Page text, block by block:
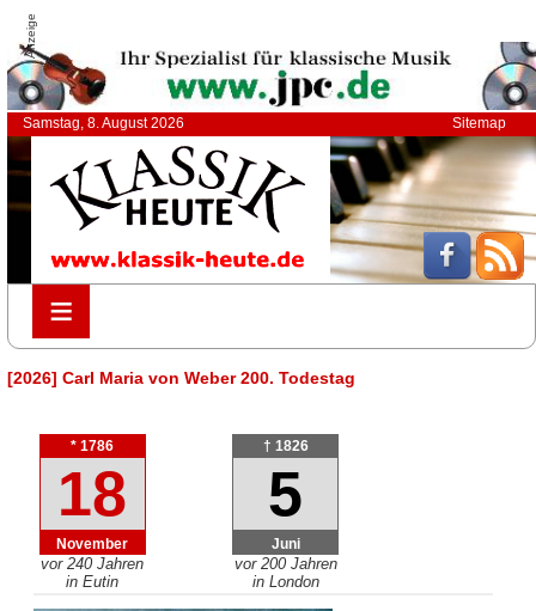
Anzeige
Samstag, 8. August 2026 Sitemap
≡
≡
[2026] Carl Maria von Weber 200. Todestag
* 1786
18
November
vor 240 Jahren
in Eutin
† 1826
5
Juni
vor 200 Jahren
in London